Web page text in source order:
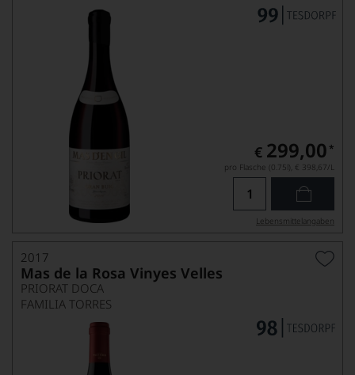
€ 299,00 *
pro Flasche (0.75l), € 398,67/L
Lebensmittel­angaben
2017
Mas de la Rosa Vinyes Velles
PRIORAT DOCA
FAMILIA TORRES